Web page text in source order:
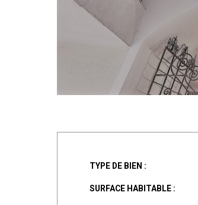
TYPE DE BIEN :
SURFACE HABITABLE :